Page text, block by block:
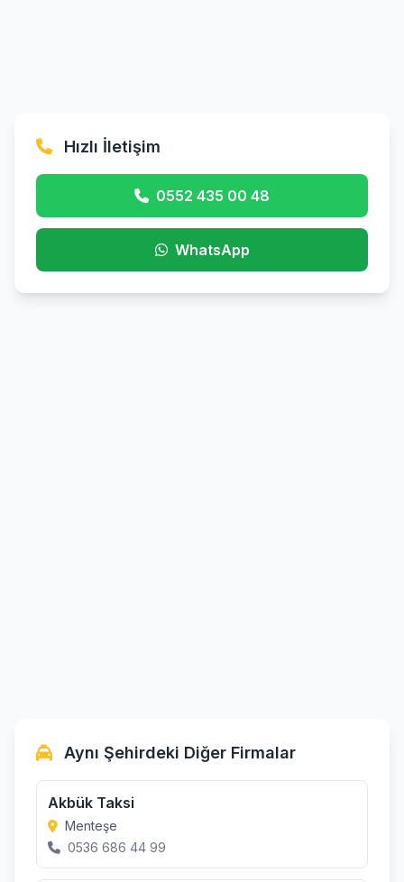
Hızlı İletişim
0552 435 00 48
WhatsApp
Aynı Şehirdeki Diğer Firmalar
Akbük Taksi
Menteşe
0536 686 44 99